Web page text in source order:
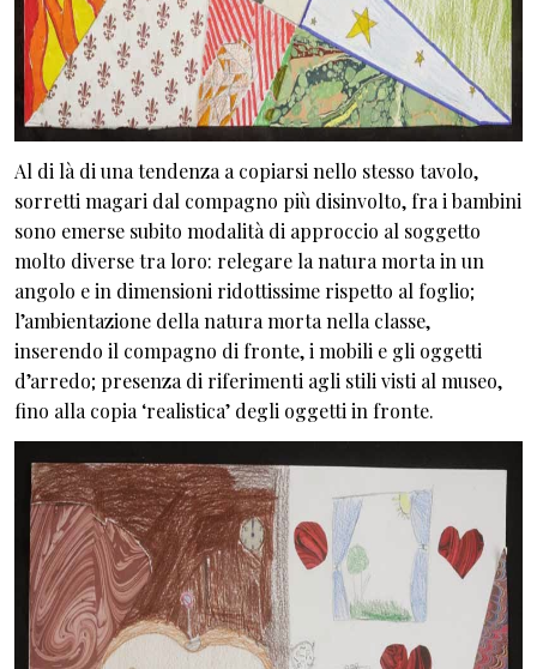
Al di là di una tendenza a copiarsi nello stesso tavolo,
sorretti magari dal compagno più disinvolto, fra i bambini
sono emerse subito modalità di approccio al soggetto
molto diverse tra loro: relegare la natura morta in un
angolo e in dimensioni ridottissime rispetto al foglio;
l’ambientazione della natura morta nella classe,
inserendo il compagno di fronte, i mobili e gli oggetti
d’arredo; presenza di riferimenti agli stili visti al museo,
fino alla copia ‘realistica’ degli oggetti in fronte.